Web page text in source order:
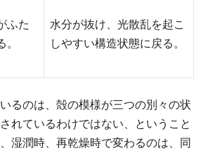
ふた
水分が抜け、光散乱を起こ
しやすい構造状態に戻る。
るのは、殻の模様が三つの別々の状
れているわけではない、ということ
湿潤時、再乾燥時で変わるのは、同